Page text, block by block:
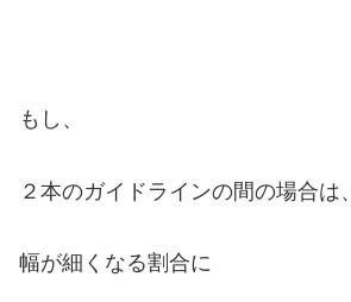
もし、
２本のガイドラインの間の場合は、
幅が細くなる割合に